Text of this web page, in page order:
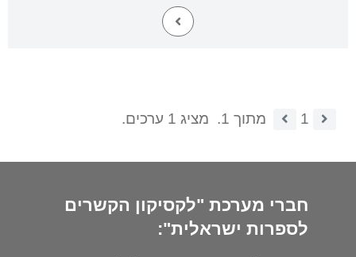
1 מתוך 1. מציג 1 ערכים.
חברי מערכת "לקסיקון הקשרים
לספרות ישראלית":